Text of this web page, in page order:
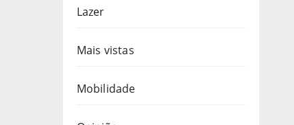
Lazer
Mais vistas
Mobilidade